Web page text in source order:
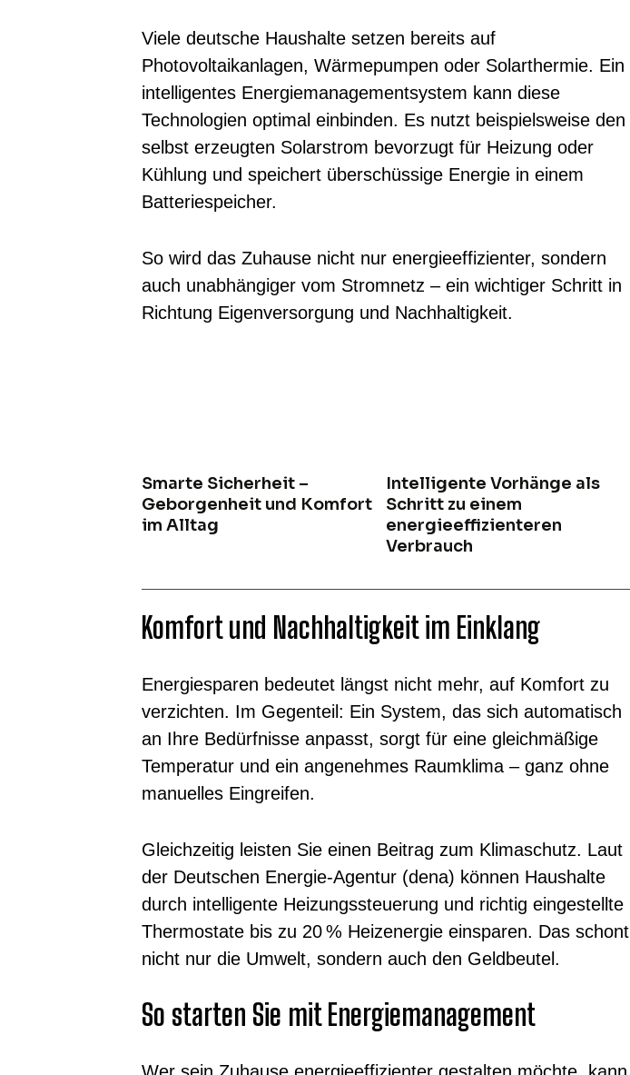
Viele deutsche Haushalte setzen bereits auf
Photovoltaikanlagen, Wärmepumpen oder Solarthermie. Ein
intelligentes Energiemanagementsystem kann diese
Technologien optimal einbinden. Es nutzt beispielsweise den
selbst erzeugten Solarstrom bevorzugt für Heizung oder
Kühlung und speichert überschüssige Energie in einem
Batteriespeicher.
So wird das Zuhause nicht nur energieeffizienter, sondern
auch unabhängiger vom Stromnetz – ein wichtiger Schritt in
Richtung Eigenversorgung und Nachhaltigkeit.
Smarte Sicherheit –
Geborgenheit und Komfort
im Alltag
Intelligente Vorhänge als
Schritt zu einem
energieeffizienteren
Verbrauch
Komfort und Nachhaltigkeit im Einklang
Energiesparen bedeutet längst nicht mehr, auf Komfort zu
verzichten. Im Gegenteil: Ein System, das sich automatisch
an Ihre Bedürfnisse anpasst, sorgt für eine gleichmäßige
Temperatur und ein angenehmes Raumklima – ganz ohne
manuelles Eingreifen.
Gleichzeitig leisten Sie einen Beitrag zum Klimaschutz. Laut
der Deutschen Energie-Agentur (dena) können Haushalte
durch intelligente Heizungssteuerung und richtig eingestellte
Thermostate bis zu 20 % Heizenergie einsparen. Das schont
nicht nur die Umwelt, sondern auch den Geldbeutel.
So starten Sie mit Energiemanagement
Wer sein Zuhause energieeffizienter gestalten möchte, kann